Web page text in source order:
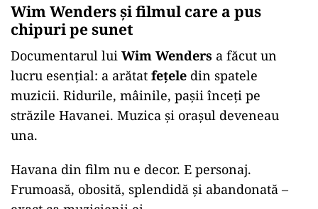
Wim Wenders și filmul care a pus
chipuri pe sunet
Documentarul lui Wim Wenders a făcut un
lucru esențial: a arătat fețele din spatele
muzicii. Ridurile, mâinile, pașii înceți pe
străzile Havanei. Muzica și orașul deveneau
una.
Havana din film nu e decor. E personaj.
Frumoasă, obosită, splendidă și abandonată –